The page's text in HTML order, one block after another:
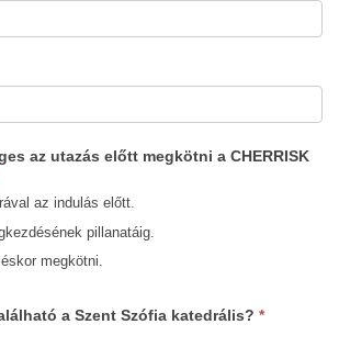
az utazás előtt megkötni a CHERRISK
az indulás előtt.
pillanatáig.
megkötni.
a Szent Szófia katedrális? *